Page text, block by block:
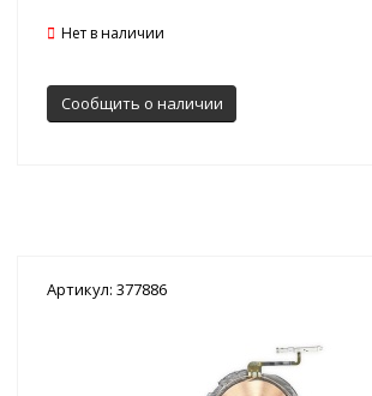
Нет в наличии
Сообщить о наличии
Артикул: 377886